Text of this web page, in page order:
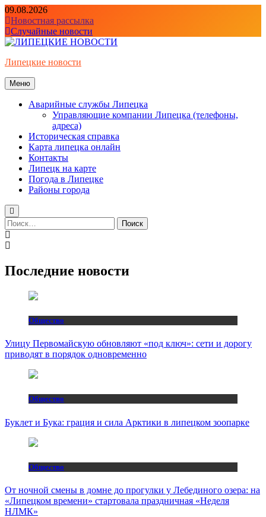
Перейти
к
содержимому
09.08.2026
Новостная рассылка
Случайные новости
Липецкие новости
Меню
Аварийные службы Липецка
Управляющие компании Липецка (телефоны,
адреса)
Историческая справка
Карта липецка онлайн
Контакты
Липецк на карте
Погода в Липецке
Районы города
Найти:
Последние новости
Общество
Улицу Первомайскую обновляют «под ключ»: сети и дорогу
приводят в порядок одновременно
Общество
Буклет и Бука: грация и сила Арктики в липецком зоопарке
Общество
От ночной смены в домне до прогулки у Лебединого озера: на
«Липецком времени» стартовала праздничная «Неделя
НЛМК»